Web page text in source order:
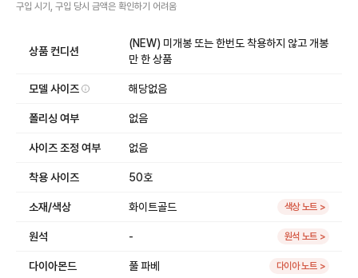
구입 시기, 구입 당시 금액은 확인하기 어려움
상품 컨디션
(NEW) 미개봉 또는 한번도 착용하지 않고 개봉
만 한 상품
모델 사이즈 해당없음
폴리싱 여부 없음
사이즈 조정 여부 없음
착용 사이즈 50호
소재/색상 화이트골드 색상 노트 >
원석 - 원석 노트 >
다이아몬드 풀 파베 다이아 노트 >